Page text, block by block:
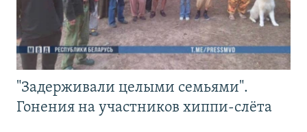
"Задерживали целыми семьями".
Гонения на участников хиппи-слёта